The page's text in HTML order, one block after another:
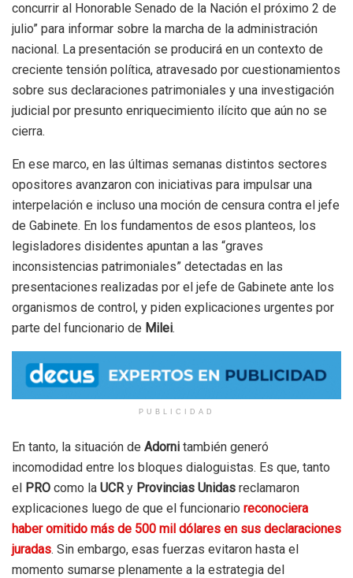
concurrir al Honorable Senado de la Nación el próximo 2 de
julio” para informar sobre la marcha de la administración
nacional. La presentación se producirá en un contexto de
creciente tensión política, atravesado por cuestionamientos
sobre sus declaraciones patrimoniales y una investigación
judicial por presunto enriquecimiento ilícito que aún no se
cierra.
En ese marco, en las últimas semanas distintos sectores
opositores avanzaron con iniciativas para impulsar una
interpelación e incluso una moción de censura contra el jefe
de Gabinete. En los fundamentos de esos planteos, los
legisladores disidentes apuntan a las “graves
inconsistencias patrimoniales” detectadas en las
presentaciones realizadas por el jefe de Gabinete ante los
organismos de control, y piden explicaciones urgentes por
parte del funcionario de Milei.
PUBLICIDAD
En tanto, la situación de Adorni también generó
incomodidad entre los bloques dialoguistas. Es que, tanto
el PRO como la UCR y Provincias Unidas reclamaron
explicaciones luego de que el funcionario reconociera
haber omitido más de 500 mil dólares en sus declaraciones
juradas. Sin embargo, esas fuerzas evitaron hasta el
momento sumarse plenamente a la estrategia del